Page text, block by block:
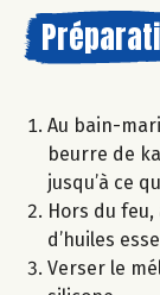
Au bain-
beurre de
jusqu’à ce
Hors du
d’huiles
Verser le